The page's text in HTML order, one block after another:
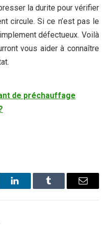
la durite pour vérifier
circule. Si ce n’est pas le
défectueux. Voilà
vous aider à connaître
de préchauffage
LinkedInTumblr Email